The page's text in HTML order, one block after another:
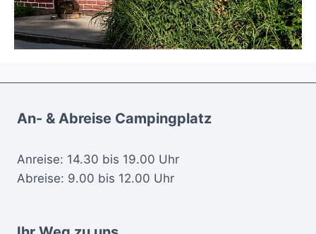
An- & Abreise Campingplatz
Anreise: 14.30 bis 19.00 Uhr
Abreise: 9.00 bis 12.00 Uhr